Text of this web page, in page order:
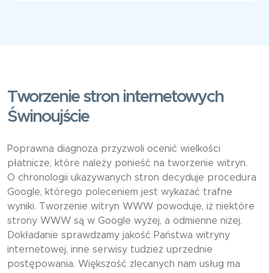
Tworzenie stron internetowych
Świnoujście
Poprawna diagnoza przyzwoli ocenić wielkości
płatnicze, które należy ponieść na tworzenie witryn.
O chronologii ukazywanych stron decyduje procedura
Google, którego poleceniem jest wykazać trafne
wyniki. Tworzenie witryn WWW powoduje, iż niektóre
strony WWW są w Google wyżej, a odmienne niżej.
Dokładanie sprawdzamy jakość Państwa witryny
internetowej, inne serwisy tudzież uprzednie
postępowania. Większość zlecanych nam usług ma